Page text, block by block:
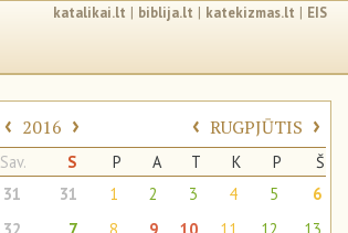
katalikai.lt | biblija.lt | katekizmas.lt | EIS
‹ 2016 › ‹ RUGPJŪTIS ›
Sav. S P A T K P
Š
31
31 1 2 3 4 5
6
32
7 8 9 10 11 12
13